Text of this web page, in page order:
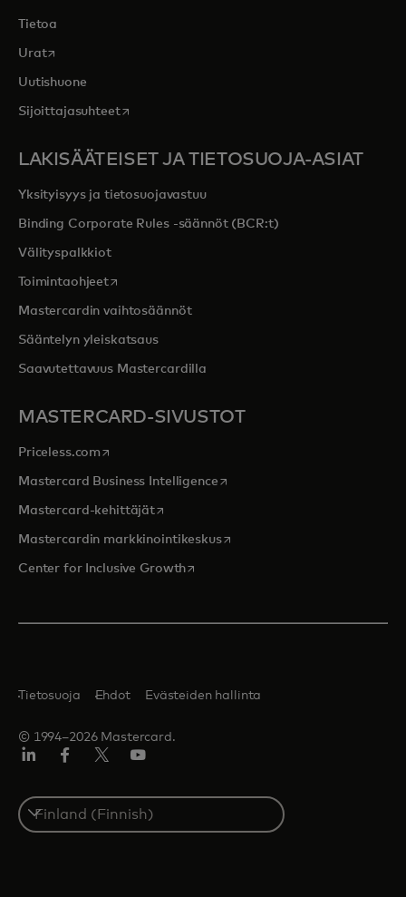
Tietoa
Uratopens in a new tab
Uutishuone
Sijoittajasuhteetopens in a new tab
LAKISÄÄTEISET JA TIETOSUOJA-ASIAT
Yksityisyys ja tietosuojavastuu
Binding Corporate Rules -säännöt (BCR:t)
Välityspalkkiot
Toimintaohjeetopens in a new tab
Mastercardin vaihtosäännöt
Sääntelyn yleiskatsaus
Saavutettavuus Mastercardilla
MASTERCARD-SIVUSTOT
Priceless.com opens in a new tab
Mastercard Business Intelligenceopens in a new tab
Mastercard-kehittäjätopens in a new tab
Mastercardin markkinointikeskusopens in a new tab
Center for Inclusive Growthopens in a new tab
© 1994–2026 Mastercard.
Tietosuoja Ehdot Evästeiden hallinta
Select
a
country